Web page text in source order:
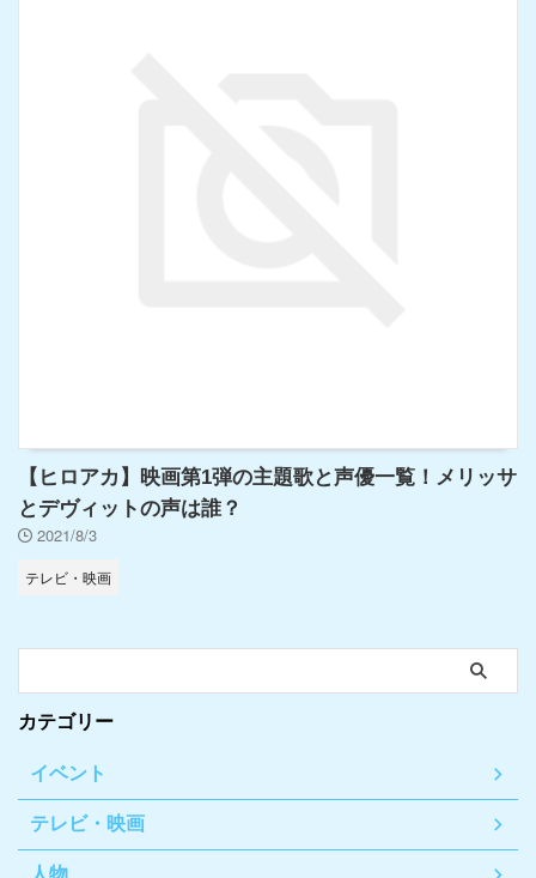
【ヒロアカ】映画第1弾の主題歌と声優一覧！メリッサ
とデヴィットの声は誰？
2021/8/3
テレビ・映画
カテゴリー
イベント
テレビ・映画
人物